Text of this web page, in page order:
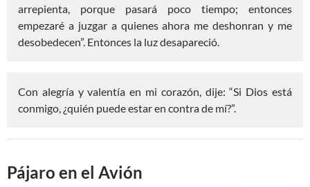
arrepienta, porque pasará poco tiempo; entonces
empezaré a juzgar a quienes ahora me deshonran y me
desobedecen”. Entonces la luz desapareció.
Con alegría y valentía en mi corazón, dije: “Si Dios está
conmigo, ¿quién puede estar en contra de mí?”.
Pájaro en el Avión